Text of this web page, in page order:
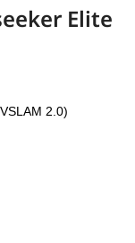
Elite
2.0)